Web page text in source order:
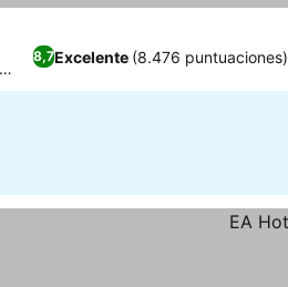
8,7Excelente (8.476 puntuaciones)